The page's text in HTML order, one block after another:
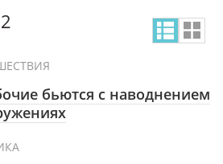
бьются с наводнением